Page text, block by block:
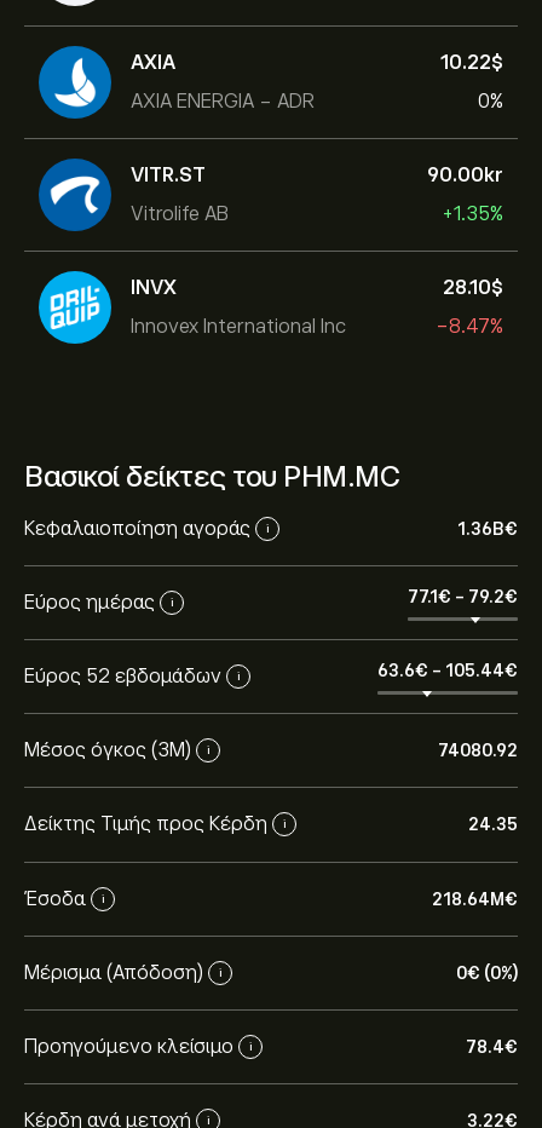
AXIA
AXIA ENERGIA - ADR
10.22‎$‎
0%
VITR.ST
Vitrolife AB
90.00‎kr‎
+1.35%
INVX
Innovex International Inc
28.10‎$‎
-8.47%
Βασικοί δείκτες του PHM.MC
Κεφαλαιοποίηση αγοράς i 1.36B‎€‎
Εύρος ημέρας i 77.1‎€‎ - 79.2‎€‎
Εύρος 52 εβδομάδων i 63.6‎€‎ - 105.44‎€‎
Μέσος όγκος (3Μ) i 74080.92
Δείκτης Τιμής προς Κέρδη i 24.35
Έσοδα i 218.64M‎€‎
Μέρισμα (Απόδοση) i 0‎€‎ (0%)
Προηγούμενο κλείσιμο i 78.4‎€‎
Κέρδη ανά μετοχή i 3.22‎€‎